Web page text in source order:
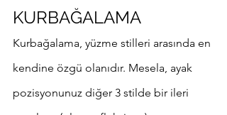
KURBAĞALAMA
Kurbağalama, yüzme stilleri arasında en
kendine özgü olanıdır. Mesela, ayak
pozisyonunuz diğer 3 stilde bir ileri